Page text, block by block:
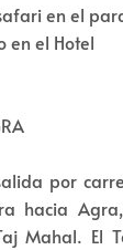
en el
en el Hotel
por
hacia
Mahal. El